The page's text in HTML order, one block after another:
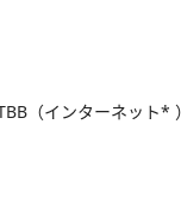
（インターネット*